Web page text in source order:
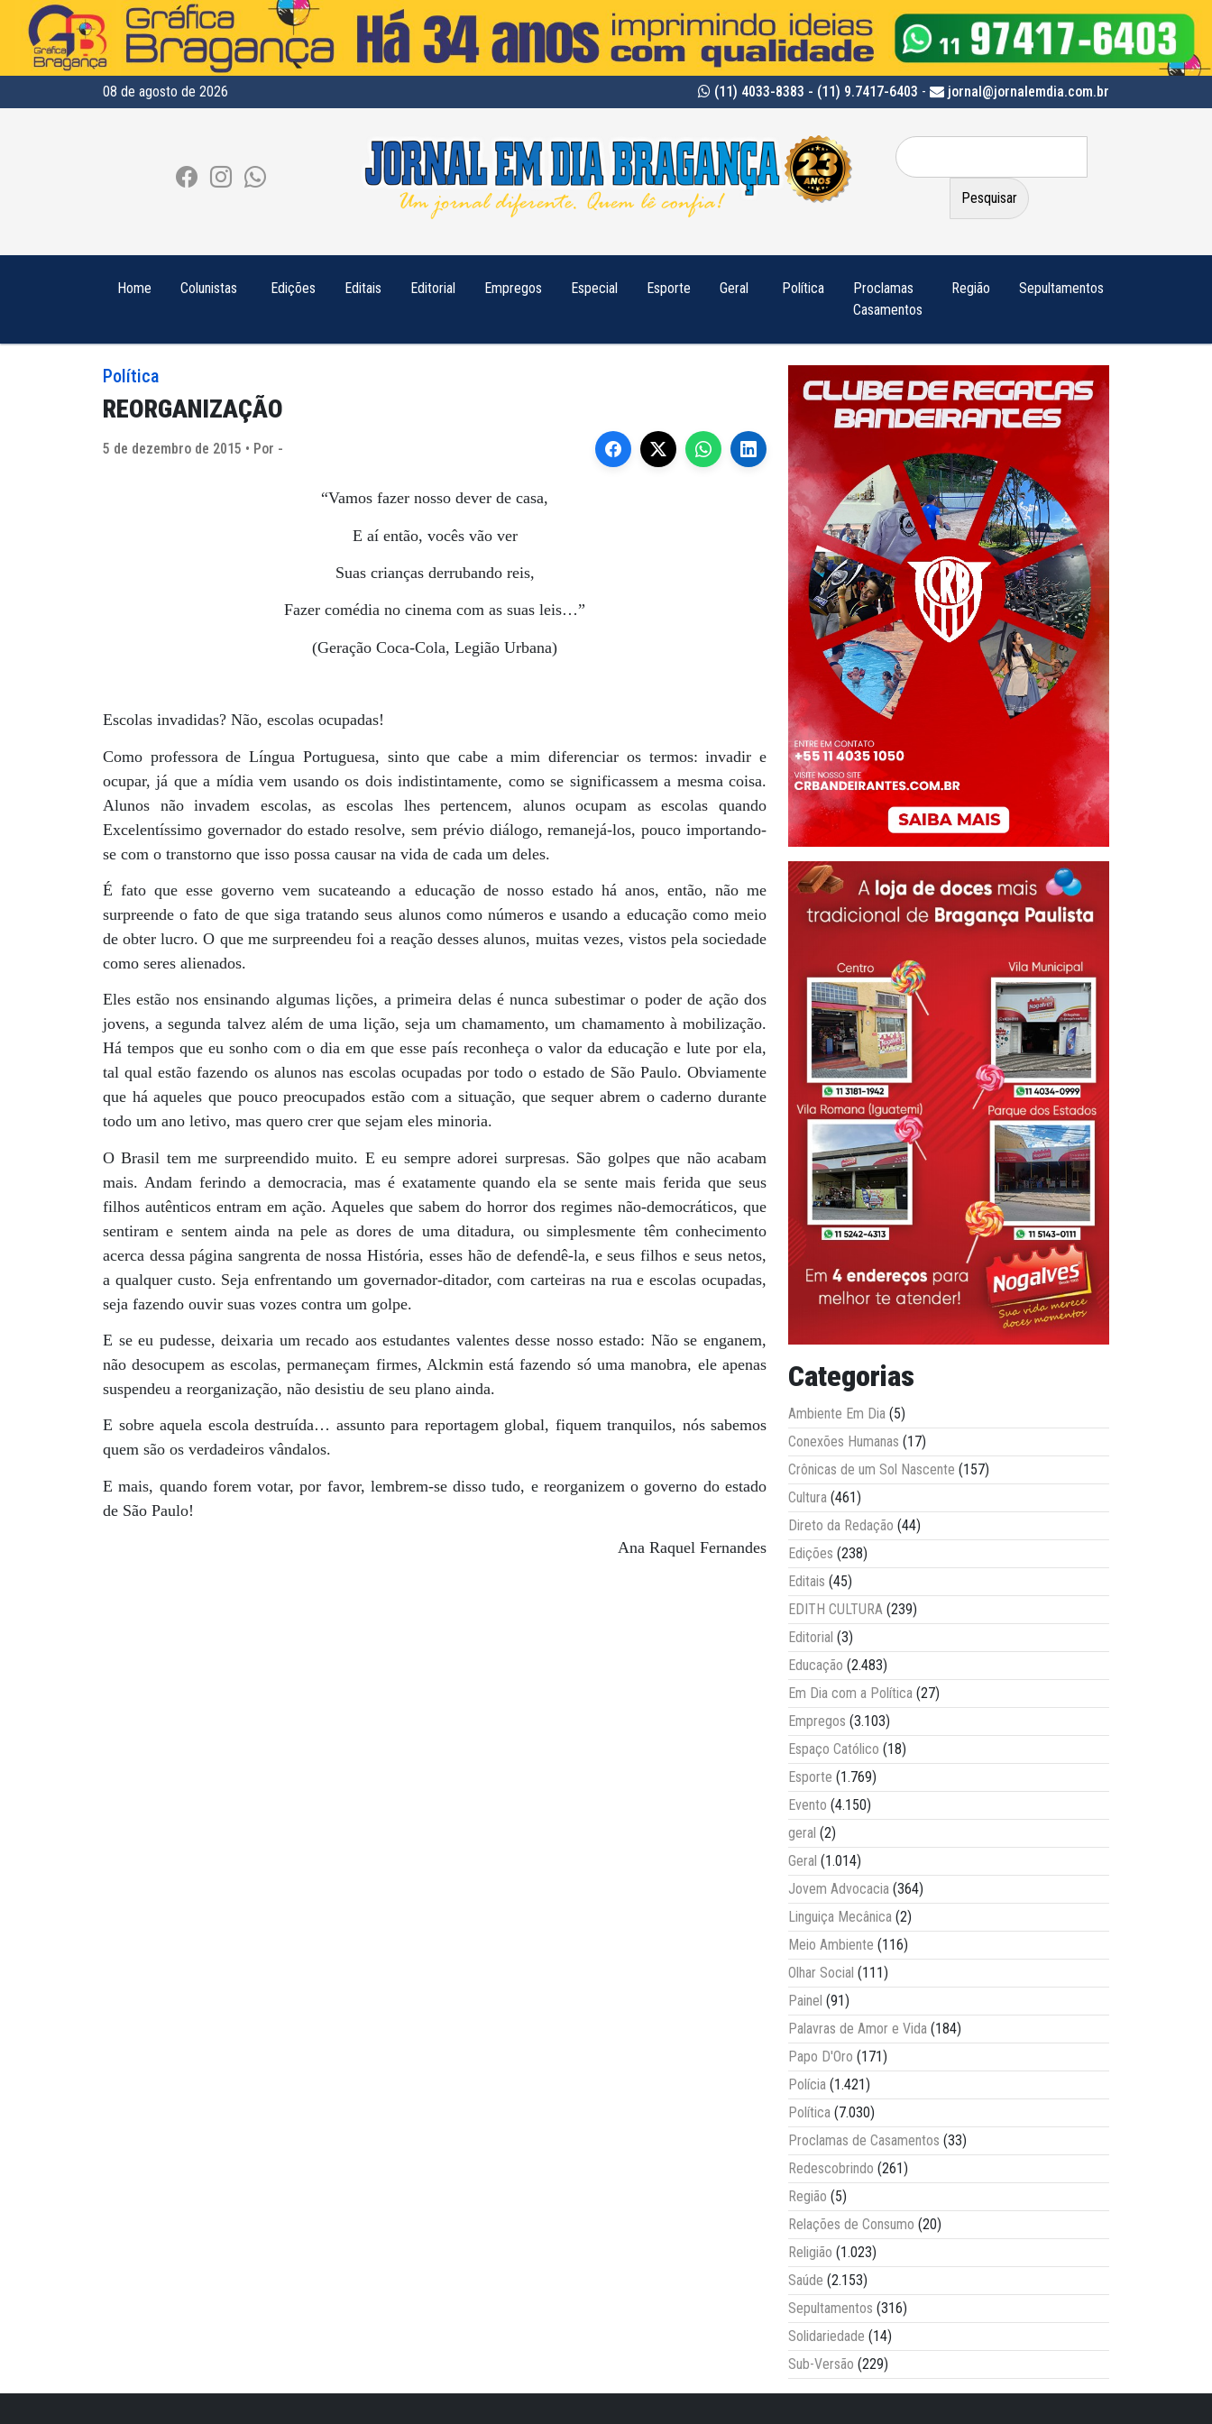
08 de agosto de 2026 (11) 4033-8383 - (11) 9.7417-6403 - jornal@jornalemdia.com.br
Pesquisar
por:
Home Colunistas Edições Editais Editorial Empregos Especial Esporte Geral Política
Proclamas
Casamentos
Região Sepultamentos
Política
REORGANIZAÇÃO
5 de dezembro de 2015 • Por -
“Vamos fazer nosso dever de casa,
E aí então, vocês vão ver
Suas crianças derrubando reis,
Fazer comédia no cinema com as suas leis…”
(Geração Coca-Cola, Legião Urbana)
Escolas invadidas? Não, escolas ocupadas!
Como professora de Língua Portuguesa, sinto que cabe a mim diferenciar os termos: invadir e
ocupar, já que a mídia vem usando os dois indistintamente, como se significassem a mesma coisa.
Alunos não invadem escolas, as escolas lhes pertencem, alunos ocupam as escolas quando
Excelentíssimo governador do estado resolve, sem prévio diálogo, remanejá-los, pouco importando-
se com o transtorno que isso possa causar na vida de cada um deles.
É fato que esse governo vem sucateando a educação de nosso estado há anos, então, não me
surpreende o fato de que siga tratando seus alunos como números e usando a educação como meio
de obter lucro. O que me surpreendeu foi a reação desses alunos, muitas vezes, vistos pela sociedade
como seres alienados.
Eles estão nos ensinando algumas lições, a primeira delas é nunca subestimar o poder de ação dos
jovens, a segunda talvez além de uma lição, seja um chamamento, um chamamento à mobilização.
Há tempos que eu sonho com o dia em que esse país reconheça o valor da educação e lute por ela,
tal qual estão fazendo os alunos nas escolas ocupadas por todo o estado de São Paulo. Obviamente
que há aqueles que pouco preocupados estão com a situação, que sequer abrem o caderno durante
todo um ano letivo, mas quero crer que sejam eles minoria.
O Brasil tem me surpreendido muito. E eu sempre adorei surpresas. São golpes que não acabam
mais. Andam ferindo a democracia, mas é exatamente quando ela se sente mais ferida que seus
filhos autênticos entram em ação. Aqueles que sabem do horror dos regimes não-democráticos, que
sentiram e sentem ainda na pele as dores de uma ditadura, ou simplesmente têm conhecimento
acerca dessa página sangrenta de nossa História, esses hão de defendê-la, e seus filhos e seus netos,
a qualquer custo. Seja enfrentando um governador-ditador, com carteiras na rua e escolas ocupadas,
seja fazendo ouvir suas vozes contra um golpe.
E se eu pudesse, deixaria um recado aos estudantes valentes desse nosso estado: Não se enganem,
não desocupem as escolas, permaneçam firmes, Alckmin está fazendo só uma manobra, ele apenas
suspendeu a reorganização, não desistiu de seu plano ainda.
E sobre aquela escola destruída… assunto para reportagem global, fiquem tranquilos, nós sabemos
quem são os verdadeiros vândalos.
E mais, quando forem votar, por favor, lembrem-se disso tudo, e reorganizem o governo do estado
de São Paulo!
Ana Raquel Fernandes
Categorias
Ambiente Em Dia (5)
Conexões Humanas (17)
Crônicas de um Sol Nascente (157)
Cultura (461)
Direto da Redação (44)
Edições (238)
Editais (45)
EDITH CULTURA (239)
Editorial (3)
Educação (2.483)
Em Dia com a Política (27)
Empregos (3.103)
Espaço Católico (18)
Esporte (1.769)
Evento (4.150)
geral (2)
Geral (1.014)
Jovem Advocacia (364)
Linguiça Mecânica (2)
Meio Ambiente (116)
Olhar Social (111)
Painel (91)
Palavras de Amor e Vida (184)
Papo D'Oro (171)
Polícia (1.421)
Política (7.030)
Proclamas de Casamentos (33)
Redescobrindo (261)
Região (5)
Relações de Consumo (20)
Religião (1.023)
Saúde (2.153)
Sepultamentos (316)
Solidariedade (14)
Sub-Versão (229)